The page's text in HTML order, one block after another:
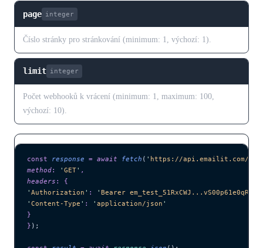
page integer
Číslo stránky pro stránkování (minimum: 1, výchozí: 1).
limit integer
Počet webhooků k vrácení (minimum: 1, maximum: 100,
výchozí: 10).
const response = await fetch ( ' https://api.emailit.com/v2/
method: ' GET' ,
headers :
{
' Authorization ' : ' Bearer em_test_51RxCWJ...vS00p61e0qRE
' Content-Type ' : ' application/json '
}
} );